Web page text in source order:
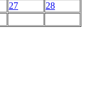
27
28